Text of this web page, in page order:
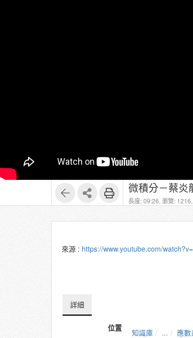
微積分－蔡
長度: 09:26, 瀏覽: 1216,
來源 : https://www.youtube.com/
詳細
位置 知識庫 ...
應